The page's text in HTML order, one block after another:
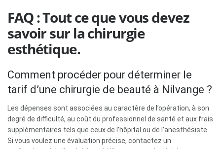
FAQ : Tout ce que vous devez
savoir sur la chirurgie
esthétique.
Comment procéder pour déterminer le
tarif d’une chirurgie de beauté à Nilvange ?
Les dépenses sont associées au caractère de l’opération, à son
degré de difficulté, au coût du professionnel de santé et aux frais
supplémentaires tels que ceux de l’hôpital ou de l’anesthésiste.
Si vous voulez une évaluation précise, contactez un